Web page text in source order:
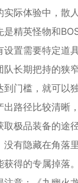
实际体验中，散
精英怪物和
设置需要特定道
队长期把持的狭
到门槛，就可以
出路径比较清晰
取极品装备的
没有隐藏在角落
得的专属掉落。